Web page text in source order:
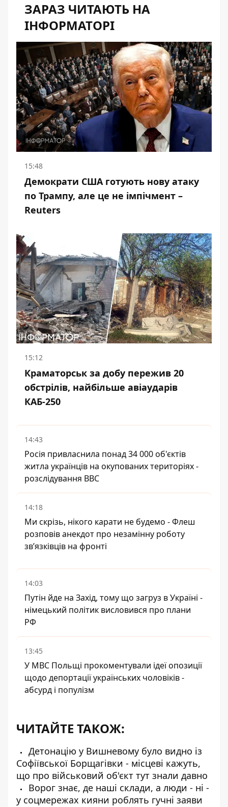
ЗАРАЗ ЧИТАЮТЬ НА
ІНФОРМАТОРІ
15:48
Демократи США готують нову атаку
по Трампу, але це не імпічмент –
Reuters
15:12
Краматорськ за добу пережив 20
обстрілів, найбільше авіаударів
КАБ-250
14:43
Росія привласнила понад 34 000 об'єктів
житла українців на окупованих територіях -
розслідування BBC
14:18
Ми скрізь, нікого карати не будемо - Флеш
розповів анекдот про незамінну роботу
зв’язківців на фронті
14:03
Путін йде на Захід, тому що загруз в Україні -
німецький політик висловився про плани
РФ
13:45
У МВС Польщі прокоментували ідеї опозиції
щодо депортації українських чоловіків -
абсурд і популізм
ЧИТАЙТЕ ТАКОЖ:
Детонацію у Вишневому було видно із
Софіївської Борщагівки - місцеві кажуть,
що про військовий об'єкт тут знали давно
Ворог знає, де наші склади, а люди - ні -
у соцмережах кияни роблять гучні заяви